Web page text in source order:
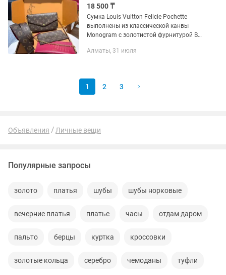
18 500 ₸
Сумка Louis Vuitton Felicie Pochette
выполнены из классической канвы
Monogram с золотистой фурнитурой В
кармана: один на молнии и один
Алматы, 31 июля
1 2 3
Объявления Личные вещи
Популярные запросы
золото платья шубы шубы норковые
вечерние платья платье часы отдам даром
пальто берцы куртка кроссовки
золотые кольца серебро чемоданы туфли